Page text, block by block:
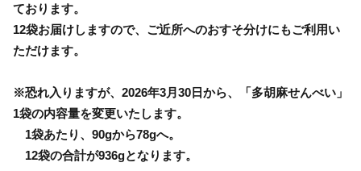
ております。
12袋お届けしますので、ご近所へのおすそ分けにもご利用い
ただけます。
※恐れ入りますが、2026年3月30日から、「多胡麻せんべい」
1袋の内容量を変更いたします。
1袋あたり、90gから78gへ。
12袋の合計が936gとなります。